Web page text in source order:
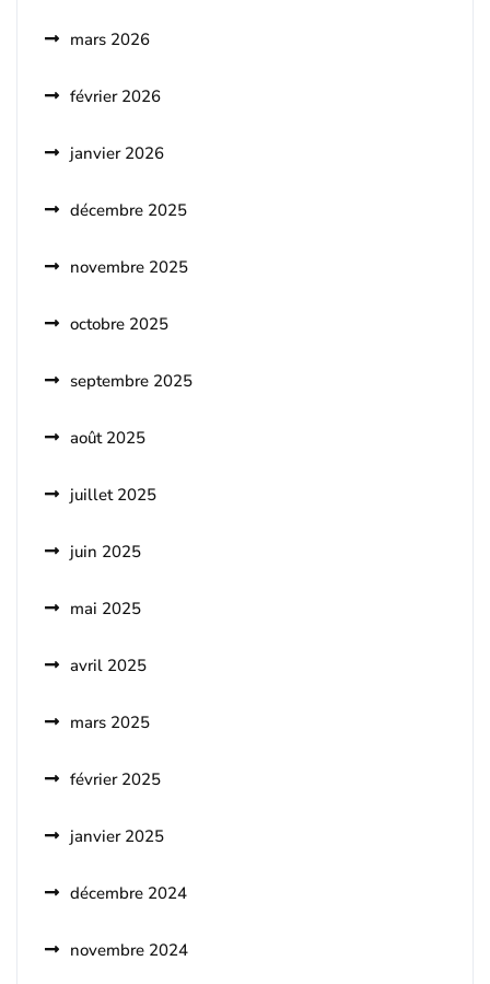
mars 2026
février 2026
janvier 2026
décembre 2025
novembre 2025
octobre 2025
septembre 2025
août 2025
juillet 2025
juin 2025
mai 2025
avril 2025
mars 2025
février 2025
janvier 2025
décembre 2024
novembre 2024